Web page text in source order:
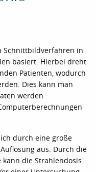
Schnittbildverfahren in
basiert. Hierbei dreht
Patienten, wodurch
Dies kann man
werden
durch eine große
aus. Durch die
die Strahlendosis